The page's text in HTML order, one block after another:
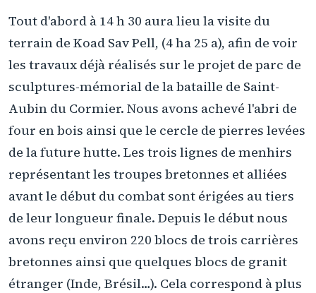
Tout d'abord à 14 h 30 aura lieu la visite du
terrain de Koad Sav Pell, (4 ha 25 a), afin de voir
les travaux déjà réalisés sur le projet de parc de
sculptures-mémorial de la bataille de Saint-
Aubin du Cormier. Nous avons achevé l'abri de
four en bois ainsi que le cercle de pierres levées
de la future hutte. Les trois lignes de menhirs
représentant les troupes bretonnes et alliées
avant le début du combat sont érigées au tiers
de leur longueur finale. Depuis le début nous
avons reçu environ 220 blocs de trois carrières
bretonnes ainsi que quelques blocs de granit
étranger (Inde, Brésil…). Cela correspond à plus